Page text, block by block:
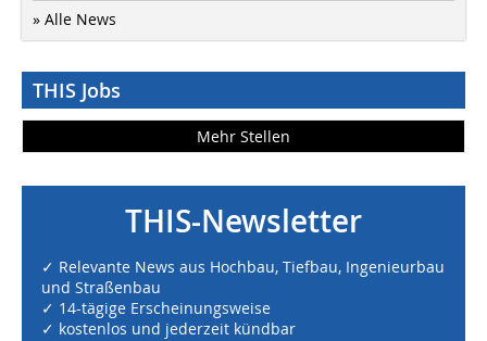
» Alle News
THIS Jobs
Mehr Stellen
THIS-Newsletter
✓ Relevante News aus Hochbau, Tiefbau, Ingenieurbau
und Straßenbau
✓ 14-tägige Erscheinungsweise
✓ kostenlos und jederzeit kündbar